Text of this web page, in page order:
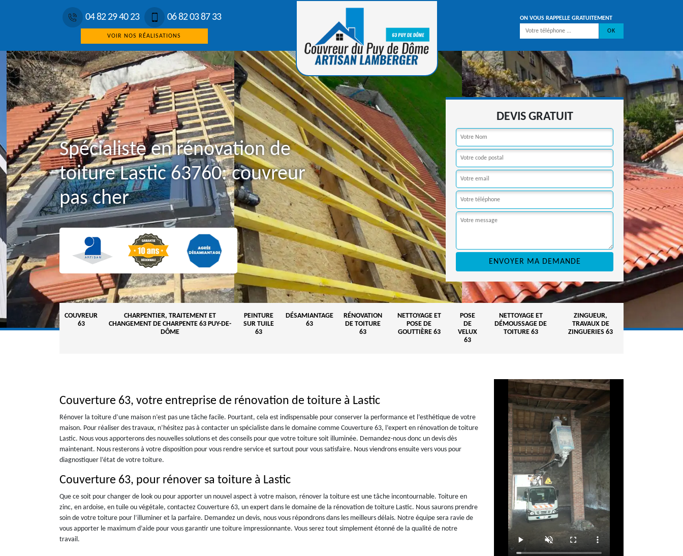
04 82 29 40 23 06 82 03 87 33
VOIR NOS RÉALISATIONS
ON VOUS RAPPELLE GRATUITEMENT
Spécialiste en rénovation de
toiture Lastic 63760: couvreur
pas cher
DEVIS GRATUIT
COUVREUR
63
CHARPENTIER, TRAITEMENT ET
CHANGEMENT DE CHARPENTE 63 PUY-DE-
DÔME
PEINTURE
SUR TUILE
63
DÉSAMIANTAGE
63
RÉNOVATION
DE TOITURE
63
NETTOYAGE ET
POSE DE
GOUTTIÈRE 63
POSE
DE
VELUX
63
NETTOYAGE ET
DÉMOUSSAGE DE
TOITURE 63
ZINGUEUR,
TRAVAUX DE
ZINGUERIES 63
Couverture 63, votre entreprise de rénovation de toiture à Lastic
Rénover la toiture d’une maison n’est pas une tâche facile. Pourtant, cela est indispensable pour conserver la performance et l’esthétique de votre
maison. Pour réaliser des travaux, n’hésitez pas à contacter un spécialiste dans le domaine comme Couverture 63, l’expert en rénovation de toiture
Lastic. Nous vous apporterons des nouvelles solutions et des conseils pour que votre toiture soit illuminée. Demandez-nous donc un devis dès
maintenant. Nous resterons à votre disposition pour vous rendre service et surtout pour vous satisfaire. Nous viendrons ensuite vers vous pour
diagnostiquer l’état de votre toiture.
Couverture 63, pour rénover sa toiture à Lastic
Que ce soit pour changer de look ou pour apporter un nouvel aspect à votre maison, rénover la toiture est une tâche incontournable. Toiture en
zinc, en ardoise, en tuile ou végétale, contactez Couverture 63, un expert dans le domaine de la rénovation de toiture Lastic. Nous saurons prendre
soin de votre toiture pour l’illuminer et la parfaire. Demandez un devis, nous vous répondrons dans les meilleurs délais. Notre équipe sera ravie de
vous apporter le maximum d’aide pour vous garantir une toiture impressionnante. Vous serez tout simplement étonné de la qualité de notre
travail.